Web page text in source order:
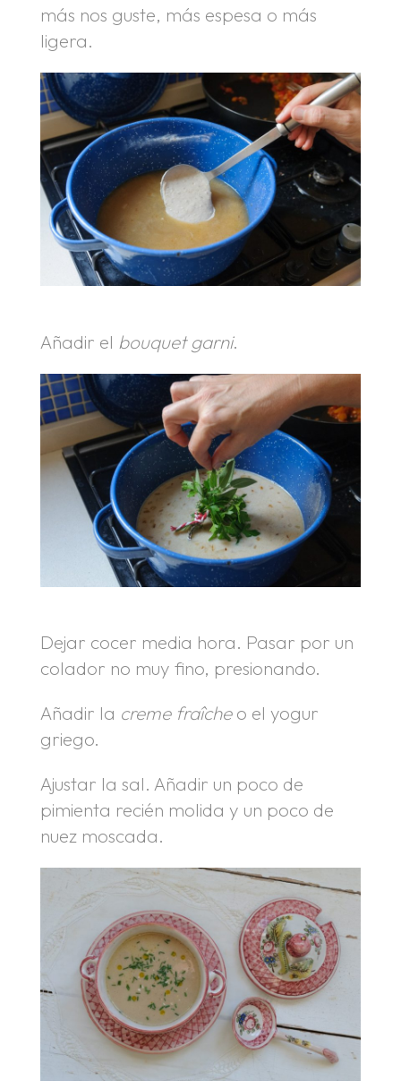
más nos guste, más espesa o más
ligera.
Añadir el bouquet garni.
Dejar cocer media hora. Pasar por un
colador no muy fino, presionando.
Añadir la creme fraîcheo el yogur
griego.
Ajustar la sal. Añadir un poco de
pimienta recién molida y un poco de
nuez moscada.